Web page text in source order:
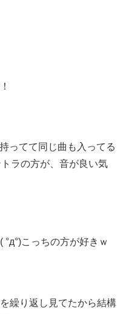
ってて同じ曲も入ってる
ラの方が、音が良い気
こっちの方が好きｗ
繰り返し見てたから結構